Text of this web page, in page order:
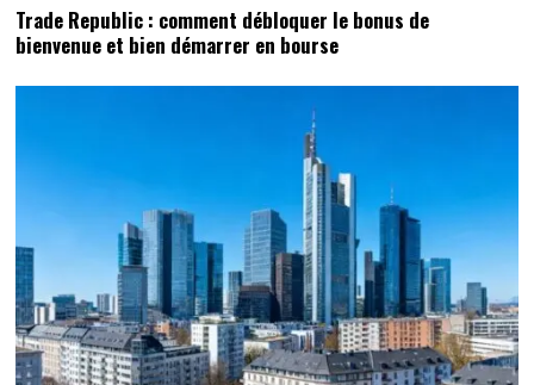
Trade Republic : comment débloquer le bonus de
bienvenue et bien démarrer en bourse